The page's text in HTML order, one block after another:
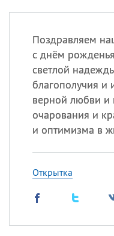
Поздравляем
с днём
светлой
благополучия и
верной любви и
очарования и
и оптимизма в
Открытка